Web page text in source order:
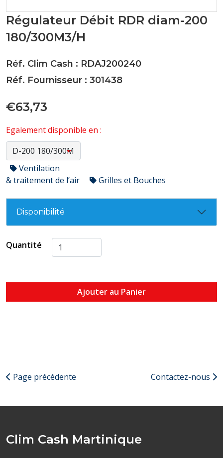
Régulateur Débit RDR diam-200
180/300M3/H
Réf. Clim Cash : RDAJ200240
Réf. Fournisseur : 301438
€63,73
Egalement disponible en :
Ventilation
& traitement de l’air
Grilles et Bouches
Disponibilité
Quantité
Ajouter au Panier
Page précédente Contactez-nous
Clim Cash Martinique